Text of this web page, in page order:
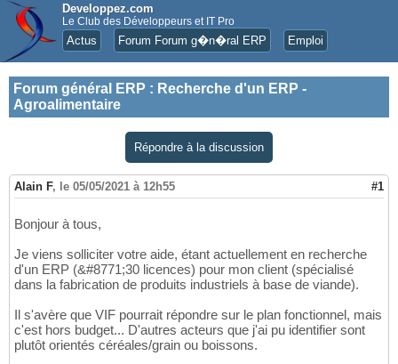
Developpez.com
Le Club des Développeurs et IT Pro
Actus Forum Forum g�n�ral ERP Emploi
Forum général ERP : Recherche d'un ERP -
Agroalimentaire
Répondre à la discussion
Alain F, le 05/05/2021 à 12h55 #1
Bonjour à tous,
Je viens solliciter votre aide, étant actuellement en recherche
d'un ERP (&#8771;30 licences) pour mon client (spécialisé
dans la fabrication de produits industriels à base de viande).
Il s'avère que VIF pourrait répondre sur le plan fonctionnel, mais
c'est hors budget... D'autres acteurs que j'ai pu identifier sont
plutôt orientés céréales/grain ou boissons.